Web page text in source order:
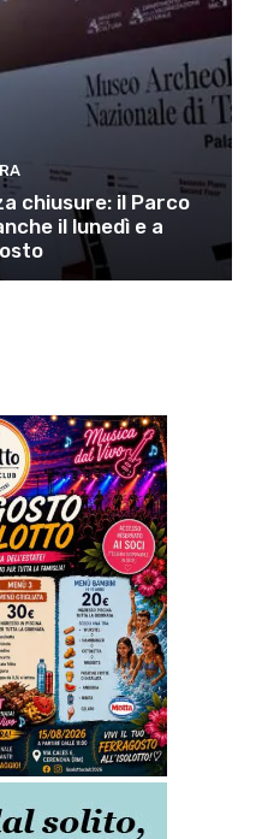
chiusure: il Parco
il lunedì e a